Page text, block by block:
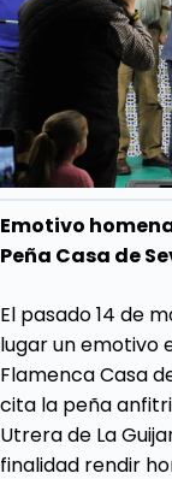
Emotivo
Peña Casa de
El pasado 14 de
lugar un emotivo
Flamenca Casa
cita la peña
Utrera de La
finalidad rendir